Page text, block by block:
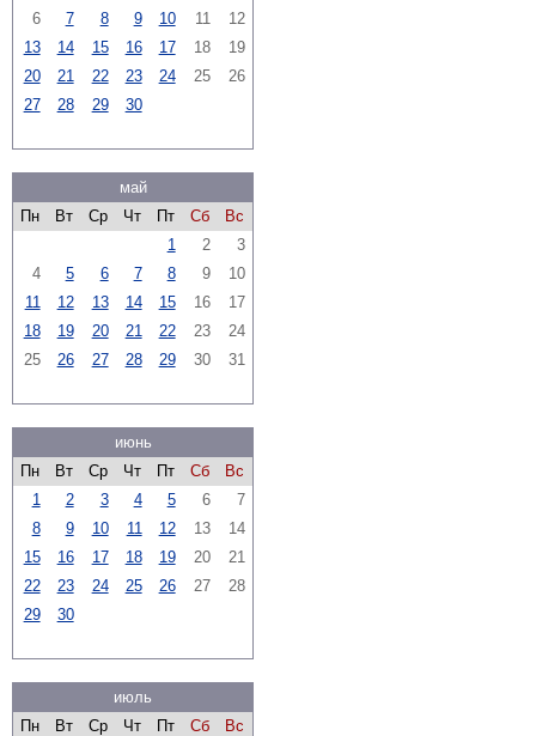
6
7 8 9 10 11
12
13
14 15 16 17 18
19
20
21 22 23 24 25
26
27
28 29 30
май
Пн
Вт Ср Чт Пт Сб
Вс
1
2
3
4
5 6 7 8 9
10
11
12 13 14 15 16
17
18
19 20 21 22 23
24
25
26 27 28 29 30 31
июнь
Пн
Вт Ср Чт Пт Сб
Вс
1
2 3 4 5 6
7
8
9 10 11 12 13
14
15
16 17 18 19 20
21
22
23 24 25 26 27
28
29
30
июль
Пн
Вт Ср Чт Пт Сб
Вс